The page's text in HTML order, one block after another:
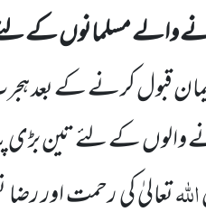
والے مسلمانوں کے
قبول کرنے کے بعد
والوں کے لئے تین بڑی
اللہتعالیٰ کی رحمت اور